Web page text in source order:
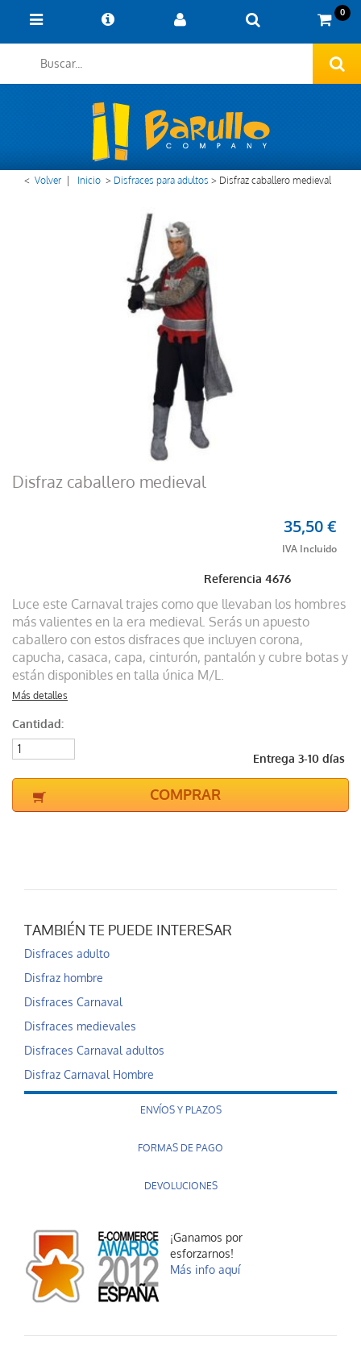
0
< Volver Inicio > Disfraces para adultos > Disfraz caballero medieval
Disfraz caballero medieval
Referencia4676
35,50 €
Luce este Carnaval trajes como que llevaban los hombres
más valientes en la era medieval. Serás un apuesto
caballero con estos disfraces que incluyen corona,
capucha, casaca, capa, cinturón, pantalón y cubre botas y
están disponibles en talla única M/L.
Más detalles
Cantidad:
Entrega 3-10 días
COMPRAR
TAMBIÉN TE PUEDE INTERESAR
Disfraces adulto
Disfraz hombre
Disfraces Carnaval
Disfraces medievales
Disfraces Carnaval adultos
Disfraz Carnaval Hombre
ENVÍOS Y PLAZOS
FORMAS DE PAGO
DEVOLUCIONES
¡Ganamos por
esforzarnos!
Más info aquí